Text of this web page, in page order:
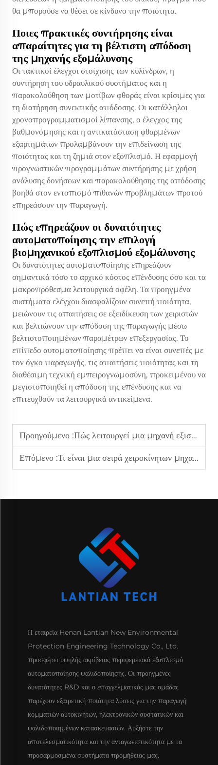
θα μπορούσε να θέσει σε κίνδυνο την ποιότητα.
Ποιες πρακτικές συντήρησης είναι
απαραίτητες για τη βέλτιστη απόδοση
της μηχανής εξομάλυνσης
Οι τακτικοί έλεγχοι στοίχισης των κυλίνδρων, η
συντήρηση του υδραυλικού συστήματος και η
παρακολούθηση των μοτίβων φθοράς είναι κρίσιμες για
τη διατήρηση συνεκτικής απόδοσης. Οι κατάλληλοι
χρονοπρογραμματισμοί λίπανσης, ο έλεγχος της
βαθμονόμησης και η αντικατάσταση φθαρμένων
εξαρτημάτων προλαμβάνουν την επιδείνωση της
ποιότητας και τη ζημιά στον εξοπλισμό. Η εφαρμογή
προγνωστικών προγραμμάτων συντήρησης με χρήση
ανάλυσης δονήσεων και παρακολούθησης της απόδοσης
βοηθά στον εντοπισμό πιθανών προβλημάτων προτού
επηρεάσουν την παραγωγή.
Πώς επηρεάζουν οι δυνατότητες
αυτοματοποίησης την επιλογή
βιομηχανικού εξοπλισμού εξομάλυνσης
Οι δυνατότητες αυτοματοποίησης επηρεάζουν
σημαντικά τόσο το αρχικό κόστος επένδυσης όσο και τα
μακροπρόθεσμα λειτουργικά οφέλη. Τα προηγμένα
συστήματα ελέγχου διασφαλίζουν συνεπή ποιότητα,
μειώνουν τις απαιτήσεις σε εξειδίκευση των χειριστών
και βελτιώνουν την απόδοση της παραγωγής μέσω
βελτιστοποιημένων παραμέτρων επεξεργασίας. Το
επίπεδο αυτοματοποίησης πρέπει να είναι συνεπές με
τον όγκο παραγωγής, τις απαιτήσεις ποιότητας και τη
διαθέσιμη τεχνική εμπειρογνωμοσύνη, προκειμένου να
μεγιστοποιηθεί η απόδοση της επένδυσης και να
επιτευχθούν τα λειτουργικά αντικείμενα.
Προηγούμενο :Πώς λειτουργεί μια μηχανή εξισορρόπησης το 2026;
Επόμενο :Τι είναι μια σειρά χειροκίνητων μηχανών ευθυγράμμισης το 2026;
Η εταιρεία Henan Lantian New Environmental
Protection Engineering Technology Co., Ltd.
προσφέρει υψηλής ακρίβειας περιφερειακό εξοπλισμό
αυτοματοποίησης ψαλιδοποίησης. Οι προηγμένες
δυνατότητες R&D και ο επαγγελματικός μας ομάδας
παρέχουν εξαιρετική ποιότητα λύσεις για την παραγωγή
κομματιών αυτοκινήτων, ηλεκτρονικών συστατικών και
ψαλιδοποιημένων κατασκευασιών. Αυξήστε την
αποτελεσματικότητα και την ανταγωνιστικότητα με τα
προσαρμοσμένα συστήματα προμήθειας μας.